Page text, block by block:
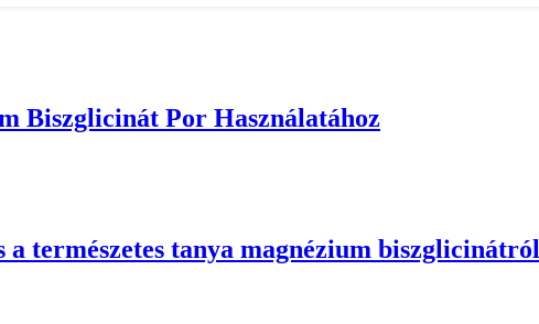
Biszglicinát Por Használatához
természetes tanya magnézium biszglicinátról